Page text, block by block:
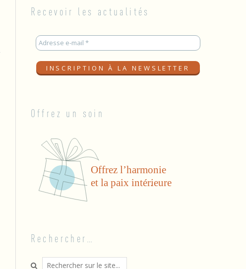
Recevoir les actualités
Offrez un soin
Rechercher…
Search